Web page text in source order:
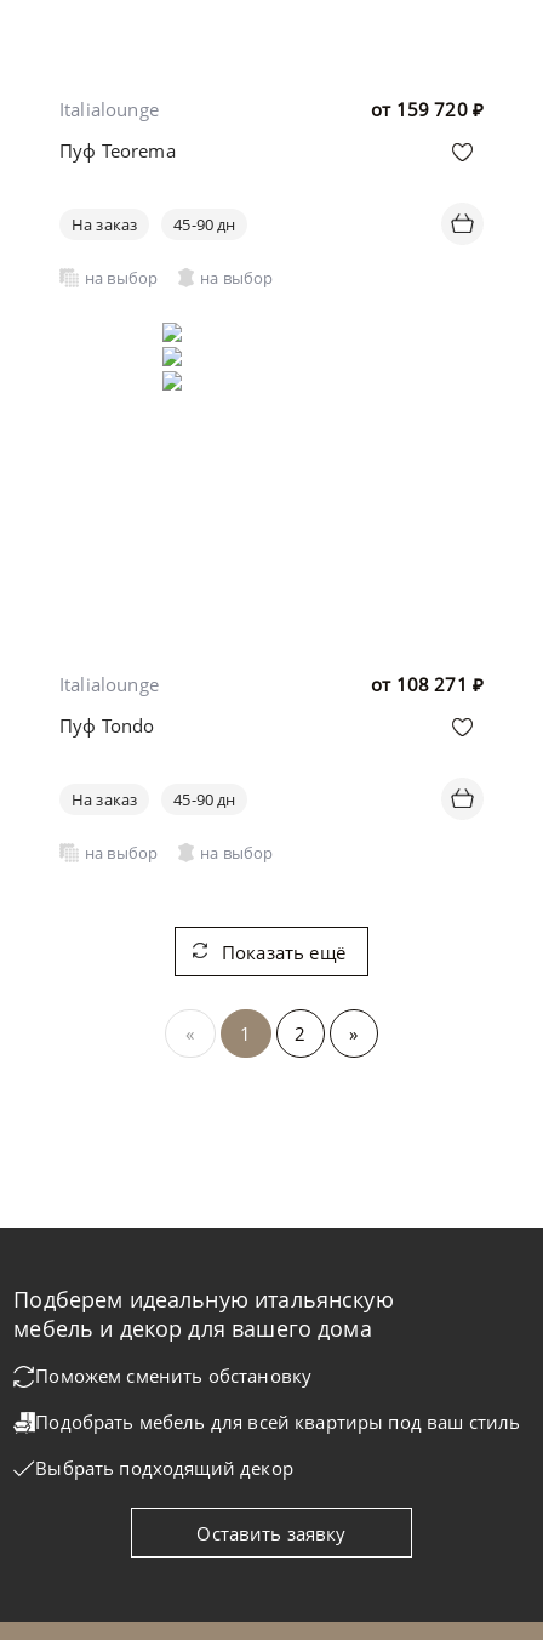
от 159 720 ₽
Italialounge
Пуф Teorema
На заказ 45-90 дн
на выбор на выбор
от 108 271 ₽
Italialounge
Пуф Tondo
На заказ 45-90 дн
на выбор на выбор
Показать ещё
« 1 2 »
Подберем идеальную итальянскую
мебель и декор для вашего дома
Поможем сменить обстановку
Подобрать мебель для всей квартиры под ваш стиль
Выбрать подходящий декор
Оставить заявку